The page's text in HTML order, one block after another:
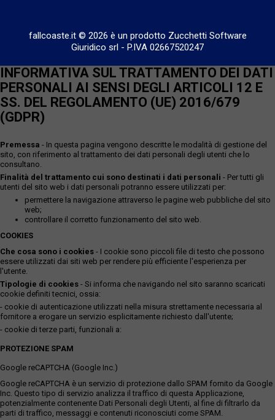
fallcoaste.it © 2026 è un prodotto Zucchetti Software
Giuridico srl - P.IVA 02667520247
INFORMATIVA SUL TRATTAMENTO DEI DATI
PERSONALI AI SENSI DEGLI ARTICOLI 12 E
SS. DEL REGOLAMENTO (UE) 2016/679
(GDPR)
Premessa - In questa pagina vengono descritte le modalità di gestione del
sito, con riferimento al trattamento dei dati personali degli utenti che lo
consultano.
Finalità del trattamento cui sono destinati i dati personali - Per tutti gli
utenti del sito web i dati personali potranno essere utilizzati per:
permettere la navigazione attraverso le pagine web pubbliche del sito
web;
controllare il corretto funzionamento del sito web.
COOKIES
Che cosa sono i cookies - I cookie sono piccoli file di testo che possono
essere utilizzati dai siti web per rendere più efficiente l'esperienza per
l'utente.
Tipologie di cookies - Si informa che navigando nel sito saranno scaricati
cookie definiti tecnici, ossia:
- cookie di autenticazione utilizzati nella misura strettamente necessaria al
fornitore a erogare un servizio esplicitamente richiesto dall'utente;
- cookie di terze parti, funzionali a:
PROTEZIONE SPAM
Google reCAPTCHA (Google Inc.)
Google reCAPTCHA è un servizio di protezione dallo SPAM fornito da Google
Inc. Questo tipo di servizio analizza il traffico di questa Applicazione,
potenzialmente contenente Dati Personali degli Utenti, al fine di filtrarlo da
parti di traffico, messaggi e contenuti riconosciuti come SPAM.